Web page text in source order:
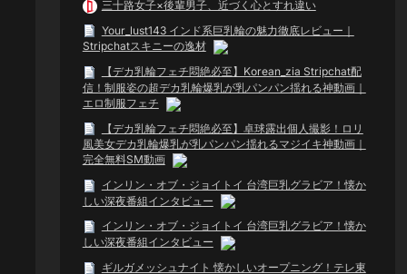
三十路女子×後輩男子、近づく心とすれ違い
Your_lust143 インド系巨乳輪の魅力徹底レビュー｜
Stripchatスキニーの逸材
【デカ乳輪フェチ悶絶必至】Korean_zia Stripchat配
信！制服姿の超デカ乳輪爆乳が乳パンパン揺れる神動画｜
エロ制服フェチ
【デカ乳輪フェチ悶絶必至】卓球露出個人撮影！ロリ
風美女デカ乳輪爆乳が乳パンパン揺れるマジイキ神動画｜
完全無料SM動画
インリン・オブ・ジョイトイ 台湾巨乳グラビア！懐か
しい深夜番組インタビュー
インリン・オブ・ジョイトイ 台湾巨乳グラビア！懐か
しい深夜番組インタビュー
ギルガメッシュナイト 懐かしいオープニング！テレ東